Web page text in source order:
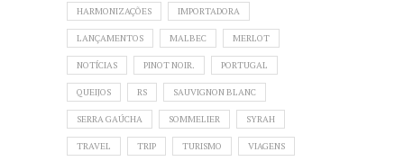
HARMONIZAÇÕES IMPORTADORA
LANÇAMENTOS MALBEC MERLOT
NOTÍCIAS PINOT NOIR. PORTUGAL
QUEIJOS RS SAUVIGNON BLANC
SERRA GAÚCHA SOMMELIER SYRAH
TRAVEL TRIP TURISMO VIAGENS